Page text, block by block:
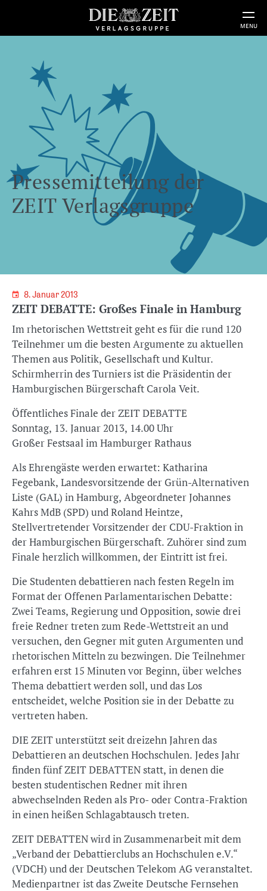
MENU
Pressemitteilung der
ZEIT Verlagsgruppe
8. Januar 2013
ZEIT DEBATTE: Großes Finale in Hamburg
Im rhetorischen Wettstreit geht es für die rund 120
Teilnehmer um die besten Argumente zu aktuellen
Themen aus Politik, Gesellschaft und Kultur.
Schirmherrin des Turniers ist die Präsidentin der
Hamburgischen Bürgerschaft Carola Veit.
Öffentliches Finale der ZEIT DEBATTE
Sonntag, 13. Januar 2013, 14.00 Uhr
Großer Festsaal im Hamburger Rathaus
Als Ehrengäste werden erwartet: Katharina
Fegebank, Landesvorsitzende der Grün-Alternativen
Liste (GAL) in Hamburg, Abgeordneter Johannes
Kahrs MdB (SPD) und Roland Heintze,
Stellvertretender Vorsitzender der CDU-Fraktion in
der Hamburgischen Bürgerschaft. Zuhörer sind zum
Finale herzlich willkommen, der Eintritt ist frei.
Die Studenten debattieren nach festen Regeln im
Format der Offenen Parlamentarischen Debatte:
Zwei Teams, Regierung und Opposition, sowie drei
freie Redner treten zum Rede-Wettstreit an und
versuchen, den Gegner mit guten Argumenten und
rhetorischen Mitteln zu bezwingen. Die Teilnehmer
erfahren erst 15 Minuten vor Beginn, über welches
Thema debattiert werden soll, und das Los
entscheidet, welche Position sie in der Debatte zu
vertreten haben.
DIE ZEIT unterstützt seit dreizehn Jahren das
Debattieren an deutschen Hochschulen. Jedes Jahr
finden fünf ZEIT DEBATTEN statt, in denen die
besten studentischen Redner mit ihren
abwechselnden Reden als Pro- oder Contra-Fraktion
in einen heißen Schlagabtausch treten.
ZEIT DEBATTEN wird in Zusammenarbeit mit dem
„Verband der Debattierclubs an Hochschulen e.V.“
(VDCH) und der Deutschen Telekom AG veranstaltet.
Medienpartner ist das Zweite Deutsche Fernsehen